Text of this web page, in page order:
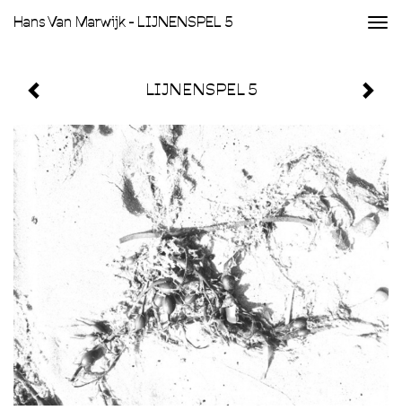
Hans Van Marwijk - LIJNENSPEL 5
LIJNENSPEL 5